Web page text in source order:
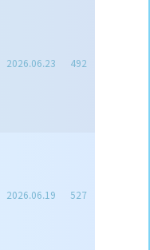
2026.06.23 492
2026.06.19 527